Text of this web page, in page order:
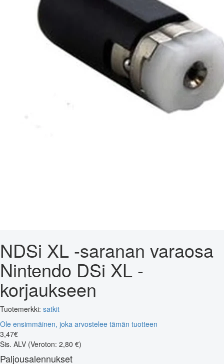
NDSi XL -saranan varaosa
Nintendo DSi XL -
korjaukseen
Tuotemerkki: satkit
Ole ensimmäinen, joka arvostelee tämän tuotteen
3,47€
Sis. ALV (Veroton: 2,80 €)
Paljousalennukset